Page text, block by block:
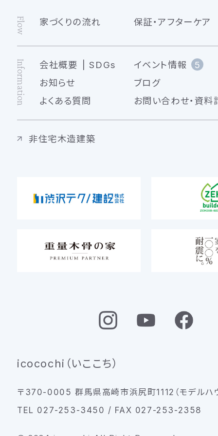
Flow 家づくりの流れ 保証・アフターケア
Information 会社概要 SDGs イベント情報
5
お知らせ
ブログ
よくある質問
お問い合わせ・資料
非住宅木造建築
icocochi（いここち）
〒370-0005 群馬県高崎市浜尻町1112（モデルハ
TEL 027-253-3450 / FAX 027-253-2358